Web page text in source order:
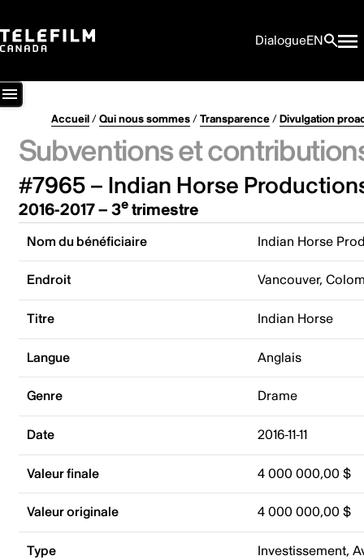
DialogueEN
Accueil/Qui nous sommes/Transparence/Divulgation
Subventions et
#7965 – Indian Horse
2016-2017 – 3etrimestre
Nom du bénéficiaire Indian Horse
Endroit Vancouver,
Titre Indian Horse
Langue Anglais
Genre Drame
Date 2016-11-11
Valeur finale 4 000 000,00 $
Valeur originale 4 000 000,00 $
Type Investissement,